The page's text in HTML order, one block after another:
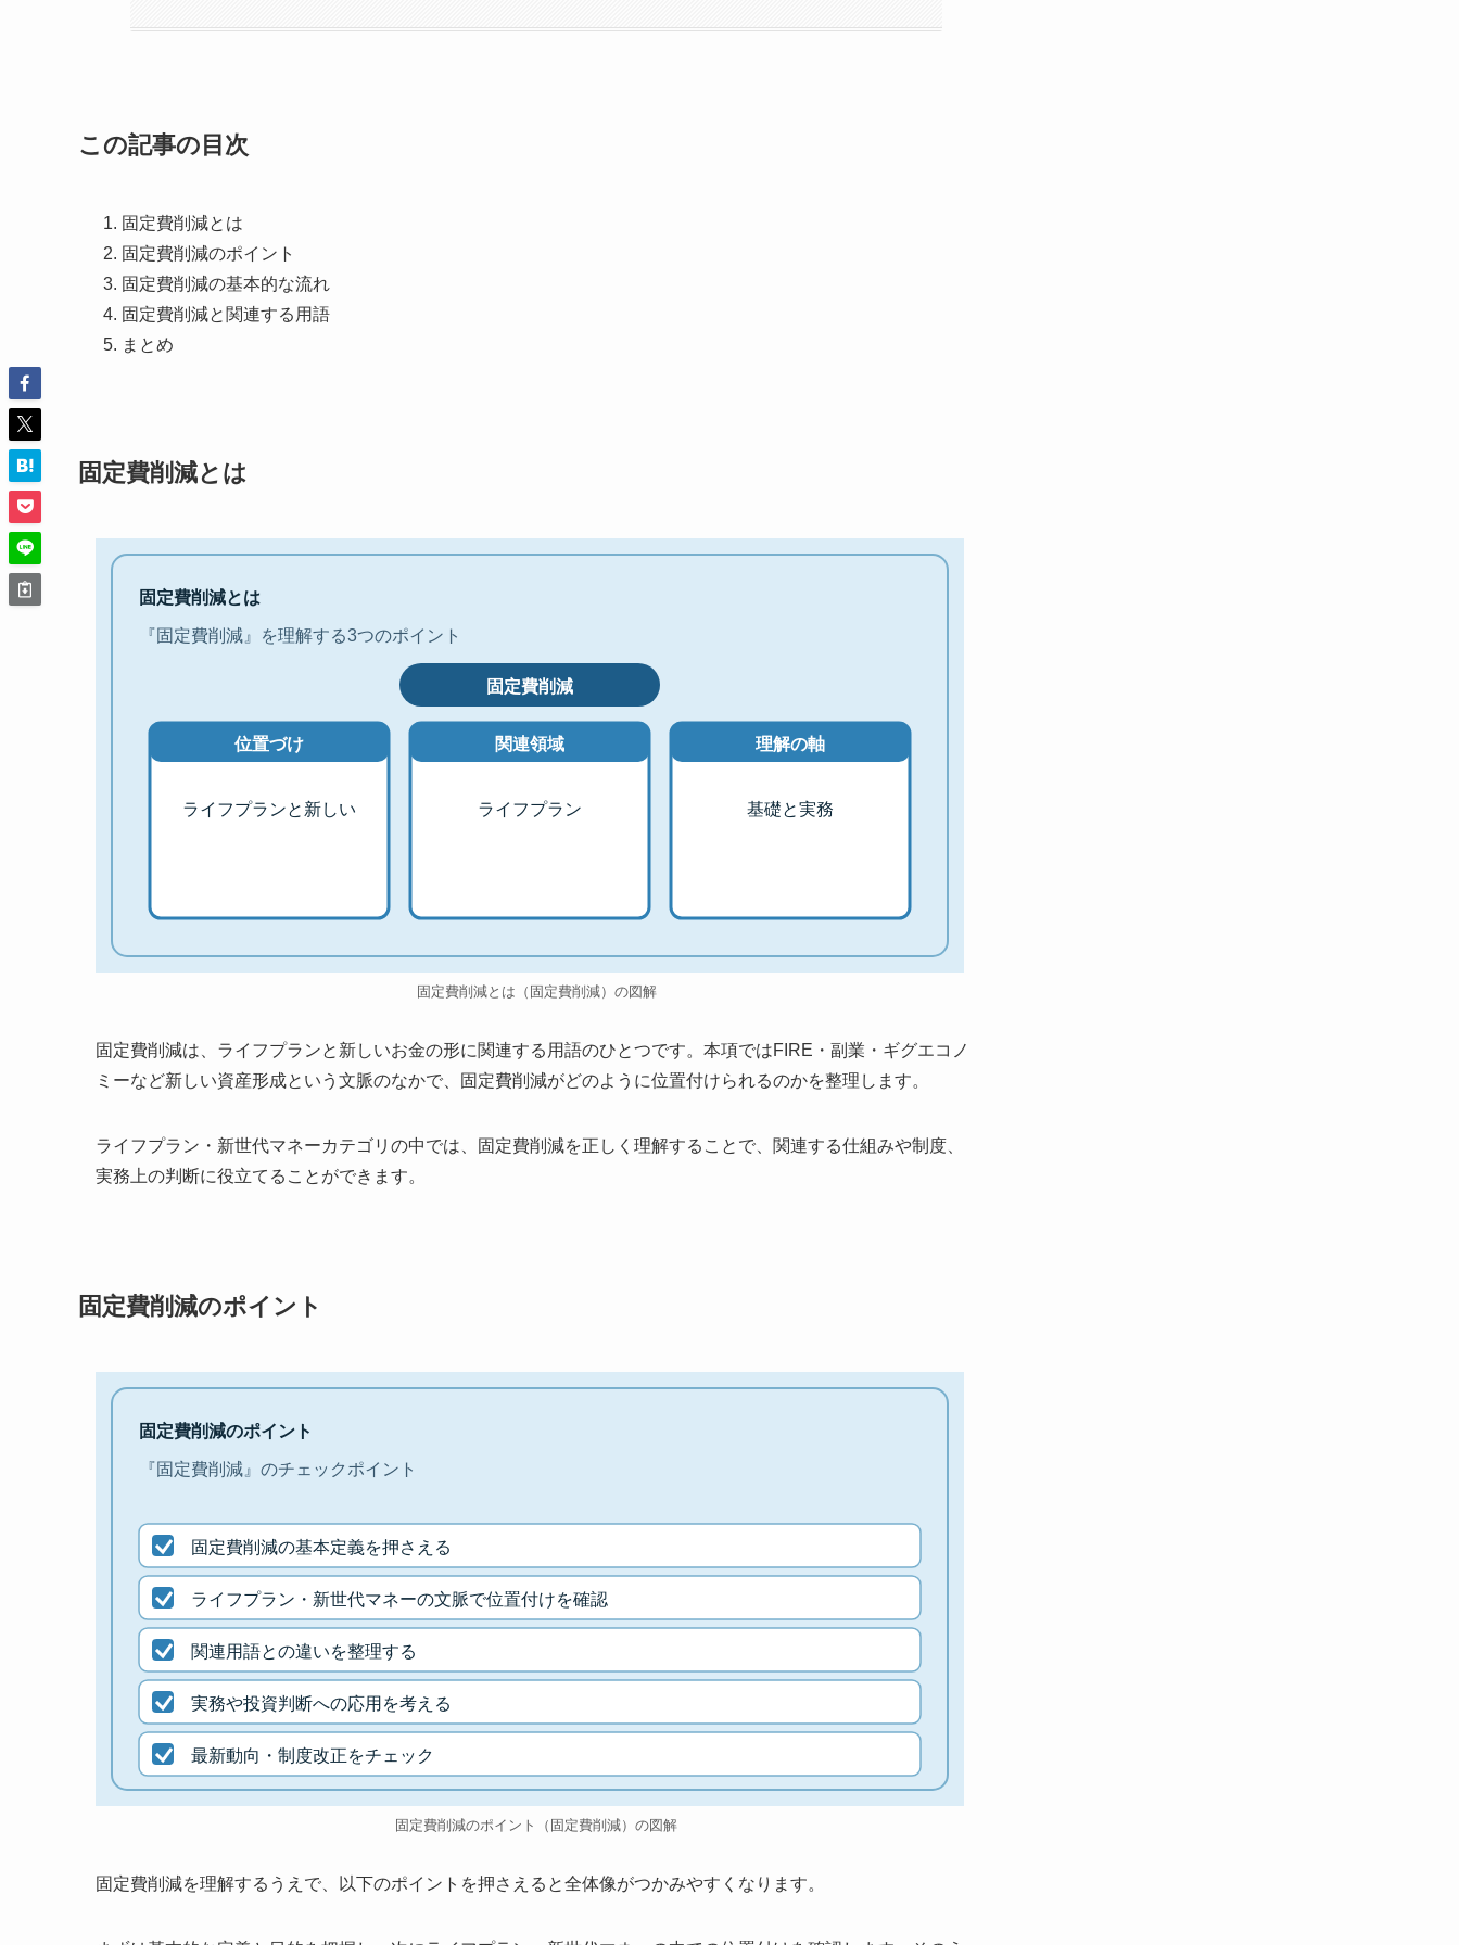
この記事の目次
固定費削減とは
固定費削減のポイント
固定費削減の基本的な流れ
固定費削減と関連する用語
まとめ
固定費削減とは
固定費削減とは
『固定費削減』を理解する3つのポイント
固定費削減
位置づけ
ライフプランと新しい
関連領域
ライフプラン
理解の軸
基礎と実務
固定費削減とは（固定費削減）の図解
固定費削減は、ライフプランと新しいお金の形に関連する用語のひとつです。本項ではFIRE・副業・ギグエコノ
ミーなど新しい資産形成という文脈のなかで、固定費削減がどのように位置付けられるのかを整理します。
ライフプラン・新世代マネーカテゴリの中では、固定費削減を正しく理解することで、関連する仕組みや制度、
実務上の判断に役立てることができます。
固定費削減のポイント
固定費削減のポイント
『固定費削減』のチェックポイント
固定費削減の基本定義を押さえる
ライフプラン・新世代マネーの文脈で位置付けを確認
関連用語との違いを整理する
実務や投資判断への応用を考える
最新動向・制度改正をチェック
固定費削減のポイント（固定費削減）の図解
固定費削減を理解するうえで、以下のポイントを押さえると全体像がつかみやすくなります。